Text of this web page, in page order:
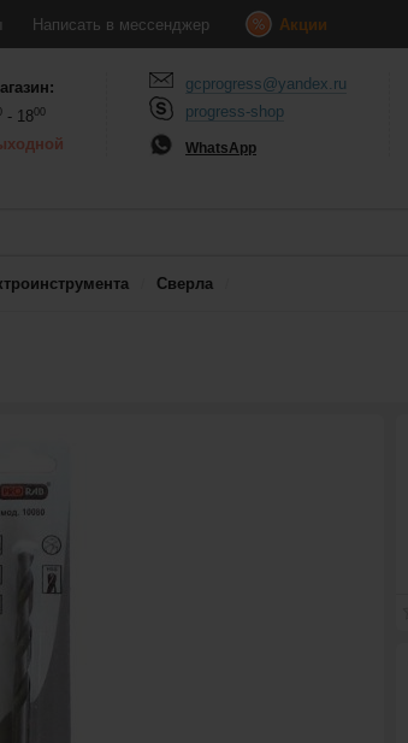
Написать в мессенджер Акции
- 1800
gcprogress@yandex.ru
progress-shop
WhatsApp
Сверла